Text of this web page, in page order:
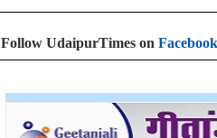
Follow UdaipurTimes on Facebook